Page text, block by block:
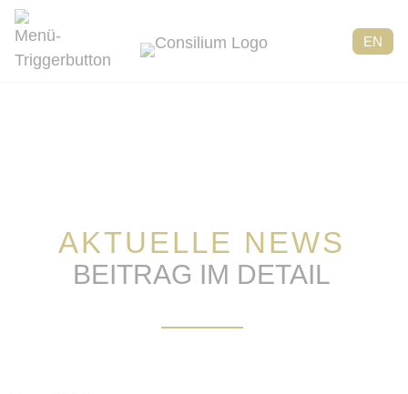
EN
AKTUELLE NEWS
BEITRAG IM DETAIL